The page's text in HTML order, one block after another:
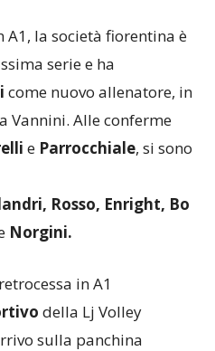
A1, la società fiorentina è
serie e ha
come nuovo allenatore, in
Vannini. Alle conferme
e Parrocchiale, si sono
Rosso, Enright, Bo
Norgini.
in A1
della Lj Volley
sulla panchina